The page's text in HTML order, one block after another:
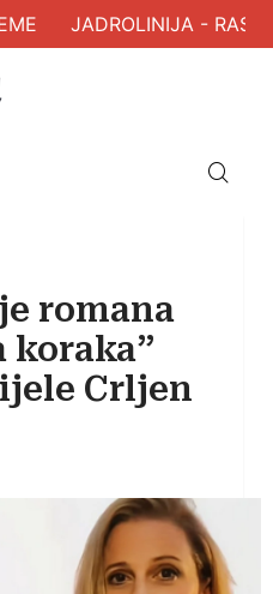
JADROLINIJA -
romana
koraka”
Crljen